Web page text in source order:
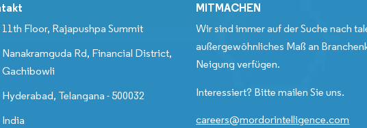
11th Floor, Rajapushpa Summit
Nanakramguda Rd, Financial District,
Gachibowli
Hyderabad, Telangana - 500032
India
MITMACHEN
Wir sind immer auf der Suche nach
außergewöhnliches Maß an
Neigung verfügen.
Interessiert? Bitte mailen Sie uns.
careers@mordorintelligence.com